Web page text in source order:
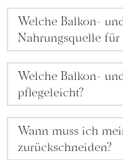
Welche Balkon-
Nahrungsquelle für
Welche Balkon-
pflegeleicht?
Wann muss ich
zurückschneiden?